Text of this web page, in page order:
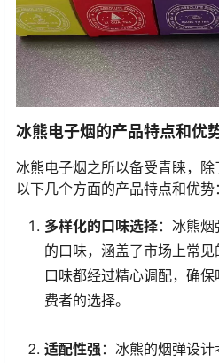
冰熊电子烟的产品特点和优
冰熊电子烟之所以备受青睐，
以下几个方面的产品特点和优势：
多样化的口味选择：冰熊
的口味，涵盖了市场上常
口味都经过精心调配，确
费者的选择。
适配性强 ：冰熊的烟弹设